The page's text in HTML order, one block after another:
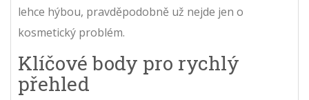
lehce hýbou, pravděpodobně už nejde jen o
kosmetický problém.
Klíčové body pro rychlý
přehled